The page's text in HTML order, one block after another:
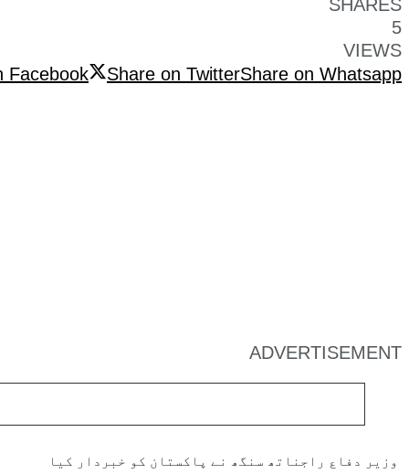
SHARES
5
VIEWS
Facebook
Share on TwitterShare on Whatsapp
ADVERTISEMENT
وزیر دفاع راجناتھ سنگھ نے پاکستان کو خبردار کیا